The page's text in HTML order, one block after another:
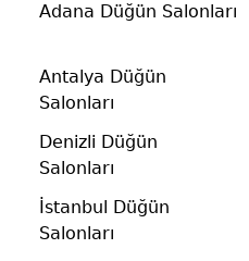
Adana Düğün Salonları
Antalya Düğün
Salonları
Denizli Düğün
Salonları
İstanbul Düğün
Salonları